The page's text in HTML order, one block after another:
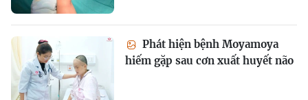
Phát hiện bệnh Moyamoya
hiếm gặp sau cơn xuất huyết não